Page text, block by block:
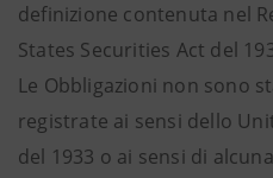
definizione contenuta nel
States Securities Act del
Le Obbligazioni non sono
registrate ai sensi dello
del 1933 o ai sensi di